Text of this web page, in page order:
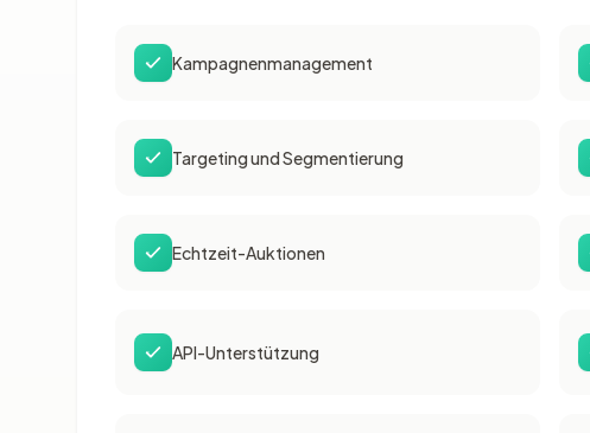
Kampagnenmanagement
Targeting und Segmentierung
Echtzeit-Auktionen
API-Unterstützung